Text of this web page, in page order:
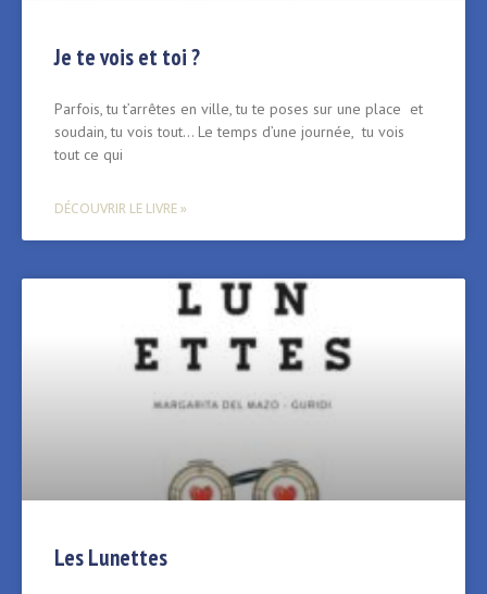
Je te vois et toi ?
Parfois, tu t’arrêtes en ville, tu te poses sur une place et
soudain, tu vois tout… Le temps d’une journée, tu vois
tout ce qui
DÉCOUVRIR LE LIVRE »
Les Lunettes